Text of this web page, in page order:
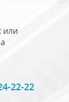
или
22-22